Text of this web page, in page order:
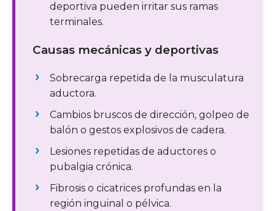
deportiva pueden irritar sus ramas
terminales.
Causas mecánicas y deportivas
Sobrecarga repetida de la musculatura
aductora.
Cambios bruscos de dirección, golpeo de
balón o gestos explosivos de cadera.
Lesiones repetidas de aductores o
pubalgia crónica.
Fibrosis o cicatrices profundas en la
región inguinal o pélvica.